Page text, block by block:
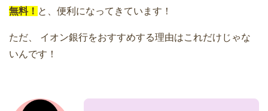
無料！ と、便利になってきています！
ただ、
イオン銀行をおすすめする理由はこれだけじゃな
いんです！